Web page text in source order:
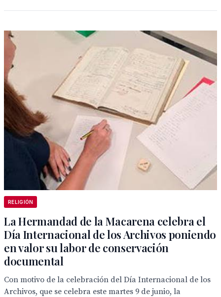
RELIGIÓN
La Hermandad de la Macarena celebra el
Día Internacional de los Archivos poniendo
en valor su labor de conservación
documental
Con motivo de la celebración del Día Internacional de los
Archivos, que se celebra este martes 9 de junio, la